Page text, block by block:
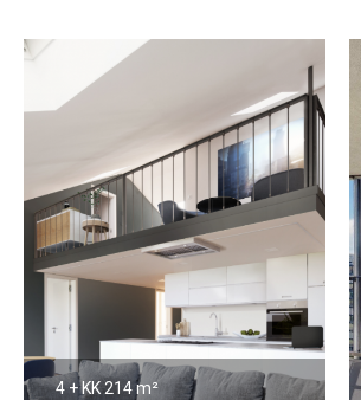
4 + KK214 m²